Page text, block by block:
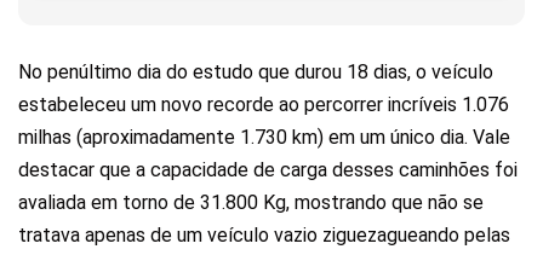
No penúltimo dia do estudo que durou 18 dias, o veículo
estabeleceu um novo recorde ao percorrer incríveis 1.076
milhas (aproximadamente 1.730 km) em um único dia. Vale
destacar que a capacidade de carga desses caminhões foi
avaliada em torno de 31.800 Kg, mostrando que não se
tratava apenas de um veículo vazio ziguezagueando pelas